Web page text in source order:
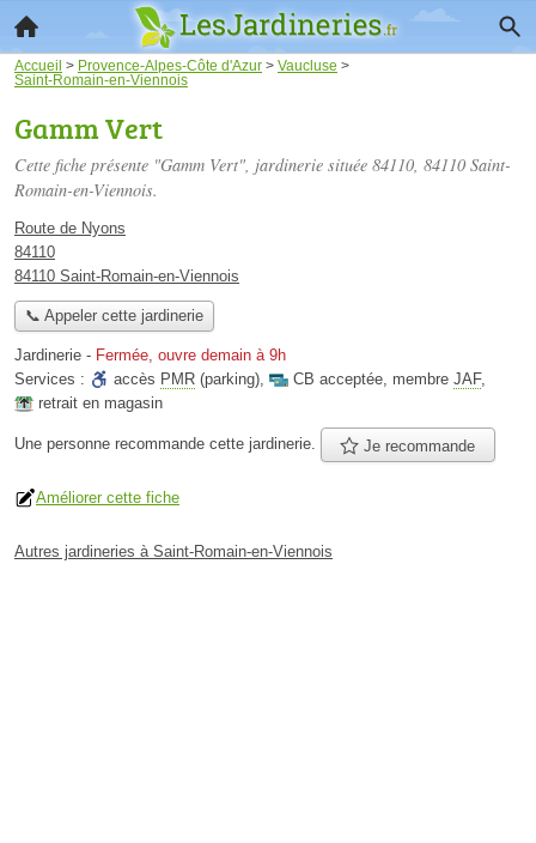
Accueil > Provence-Alpes-Côte d'Azur > Vaucluse >
Saint-Romain-en-Viennois
Gamm Vert
Cette fiche présente "Gamm Vert", jardinerie située 84110, 84110 Saint-
Romain-en-Viennois.
Route de Nyons
84110
84110 Saint-Romain-en-Viennois
📞 Appeler cette jardinerie
Jardinerie - Fermée, ouvre demain à 9h
Services :
accès PMR (parking), CB acceptée, membre JAF,
retrait en magasin
Une personne recommande cette jardinerie. Je recommande
Améliorer cette fiche
Autres jardineries à Saint-Romain-en-Viennois